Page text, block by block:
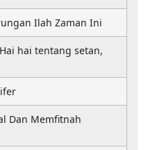
Ilah Zaman Ini
hai tentang setan,
Dan Memfitnah